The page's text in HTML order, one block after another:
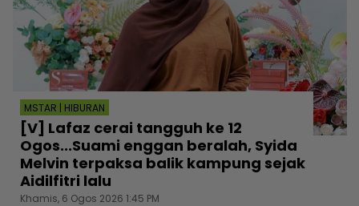
MSTAR | HIBURAN
[V] Lafaz cerai tangguh ke 12
Ogos...Suami enggan beralah, Syida
Melvin terpaksa balik kampung sejak
Aidilfitri lalu
Khamis, 6 Ogos 2026 1:45 PM